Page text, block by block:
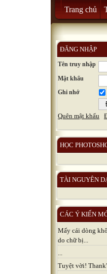
Trang chủ
ĐĂNG NHẬP
Tên truy nhập
Mật khẩu
Ghi nhớ
Quên mật khẩu
HỌC
TÀI NGUYÊN
CÁC Ý KIẾN
Mấy cái dòng
do chữ bị...
...
Tuyệt vời!